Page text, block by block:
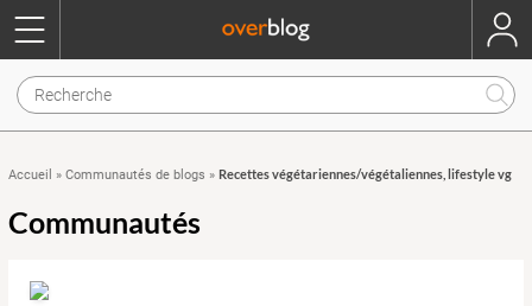
Accueil » Communautés de blogs » Recettes végétariennes/végétaliennes, lifestyle vg
Communautés